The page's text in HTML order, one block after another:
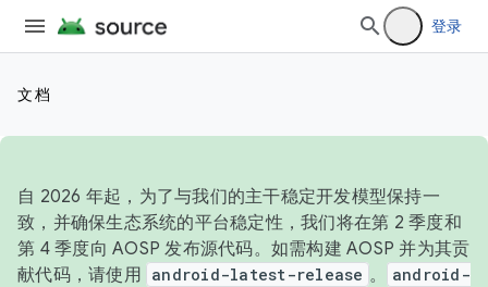
登录
文档
自 2026 年起，为了与我们的主干稳定开发模型保持一
致，并确保生态系统的平台稳定性，我们将在第 2 季度和
第 4 季度向 AOSP 发布源代码。如需构建 AOSP 并为其贡
献代码，请使用 android-latest-release 。
android-